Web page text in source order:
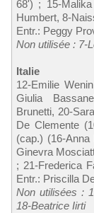
68') ; 15-
Humbert, 8-
Entr.: Peggy
Non utilisée : 7-
Italie
12-Emilie
Giulia
Brunetti, 20-
De Clemente
(cap.) (16-
Ginevra
; 21-Frederica
Entr.: Priscilla
Non utilisées :
18-Beatrice Iirti